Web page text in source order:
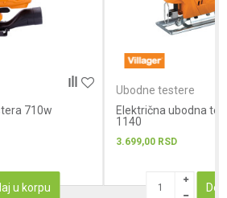
710w
u korpu
Ubodne testere
Električna ubodna
1140
3.699,00 RSD